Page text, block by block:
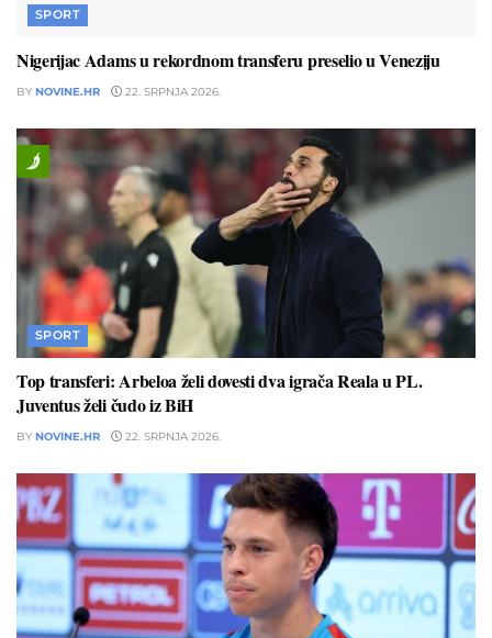
SPORT
Nigerijac Adams u rekordnom transferu preselio u Veneziju
BY NOVINE.HR 22. SRPNJA 2026.
SPORT
Top transferi: Arbeloa želi dovesti dva igrača Reala u PL.
Juventus želi čudo iz BiH
BY NOVINE.HR 22. SRPNJA 2026.